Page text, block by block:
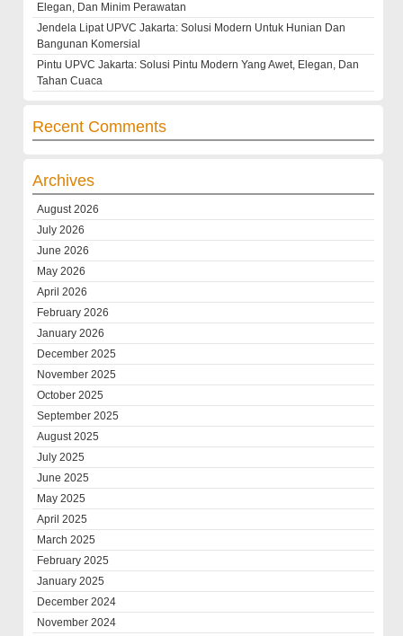
Elegan, Dan Minim Perawatan
Jendela Lipat UPVC Jakarta: Solusi Modern Untuk Hunian Dan
Bangunan Komersial
Pintu UPVC Jakarta: Solusi Pintu Modern Yang Awet, Elegan, Dan
Tahan Cuaca
Recent Comments
Archives
August 2026
July 2026
June 2026
May 2026
April 2026
February 2026
January 2026
December 2025
November 2025
October 2025
September 2025
August 2025
July 2025
June 2025
May 2025
April 2025
March 2025
February 2025
January 2025
December 2024
November 2024